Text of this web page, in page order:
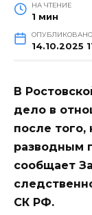
НА ЧТЕНИЕ
1 мин
ОПУБЛИКОВАНО
14.10.2025
В
дело в
после того,
разводным
сообщает
СК РФ.